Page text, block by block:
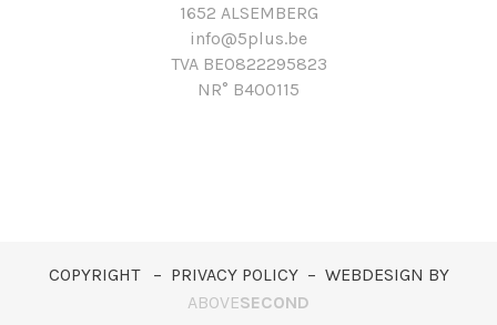
1652 ALSEMBERG
info@5plus.be
TVA BE0822295823
NR° B400115
COPYRIGHT – PRIVACY POLICY – WEBDESIGN BY
ABOVESECOND